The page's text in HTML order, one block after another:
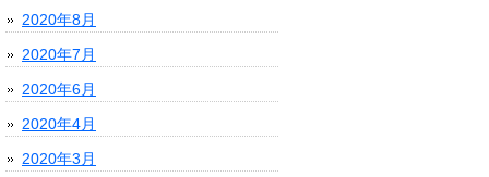
2020年8月
2020年7月
2020年6月
2020年4月
2020年3月